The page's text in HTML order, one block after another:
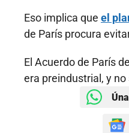
Eso implica que el
de París procura
El Acuerdo de París
era preindustrial, y no